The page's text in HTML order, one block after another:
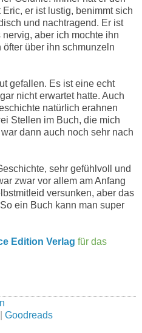
er ist lustig, benimmt sich
und nachtragend. Er ist
aber ich mochte ihn
über ihn schmunzeln
gefallen. Es ist eine echt
nicht erwartet hatte. Auch
natürlich erahnen
Stellen im Buch, die mich
dann auch noch sehr nach
sehr gefühlvoll und
zwar vor allem am Anfang
versunken, aber das
ein Buch kann man super
Edition Verlag für das
Goodreads